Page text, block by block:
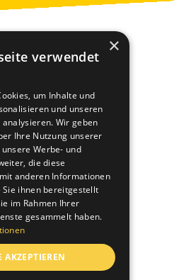
Management AG
8004 Zürich
38
×
verwendet
um Inhalte und
und unseren
Wir geben
Ihre Nutzung unserer
Werbe- und
die diese
anderen Informationen
ihnen bereitgestellt
im Rahmen Ihrer
gesammelt haben.
AKZEPTIEREN